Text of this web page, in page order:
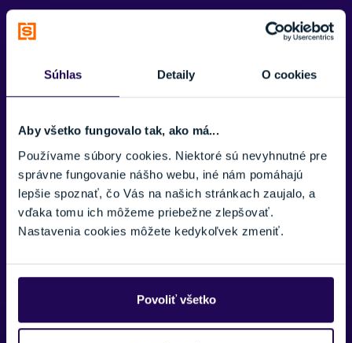
Súhlas Detaily O cookies
Aby všetko fungovalo tak, ako má...
Používame súbory cookies. Niektoré sú nevyhnutné pre
správne fungovanie nášho webu, iné nám pomáhajú
lepšie spoznať, čo Vás na našich stránkach zaujalo, a
vďaka tomu ich môžeme priebežne zlepšovať.
Nastavenia cookies môžete kedykoľvek zmeniť.
Povoliť všetko
FARBA
POHLAVIE
Pánske
ZNAČKA
Oakley
Zobraziť menej
Zobraziť viac